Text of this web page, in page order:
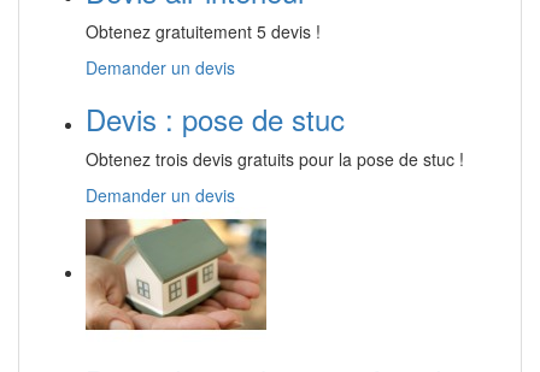
Obtenez gratuitement 5 devis !
Demander un devis
Devis : pose de stuc
Obtenez trois devis gratuits pour la pose de stuc !
Demander un devis